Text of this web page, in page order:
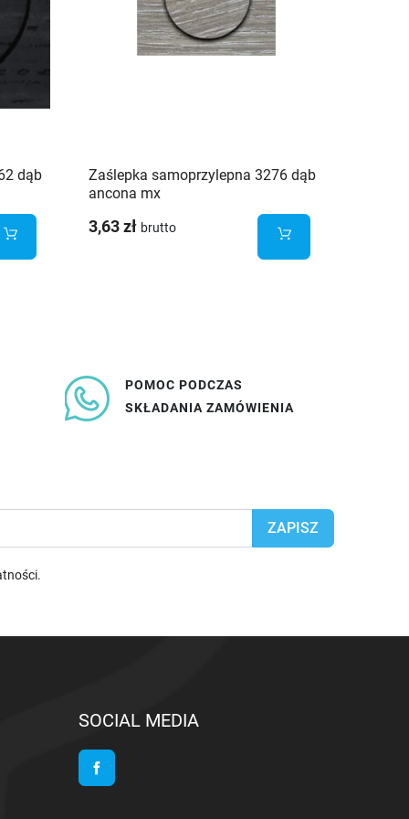
dąb
Zaślepka samoprzylepna 3276 dąb
ancona mx
3,63 zł brutto
POMOC PODCZAS
SKŁADANIA ZAMÓWIENIA
.
SOCIAL MEDIA
Facebook